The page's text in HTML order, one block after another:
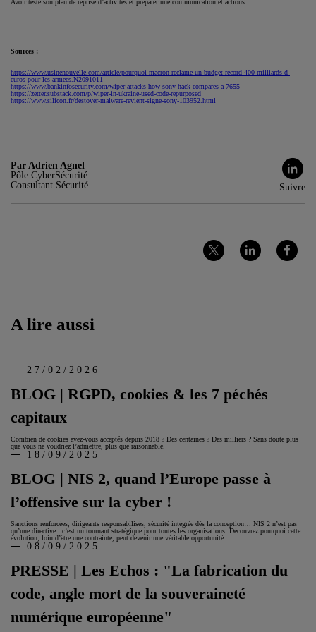
Avoir testé son plan de reprise d’activités et préparer une communication et actions.
Sources :
https://www.usinenouvelle.com/article/pourquoi-macron-reclame-un-budget-record-400-milliards-d-
euros-pour-les-armees.N2091011
https://www.bankinfosecurity.com/wiper-attacks-how-sony-hack-compares-a-7655
https://zetter.substack.com/p/wiper-in-ukraine-used-code-repurposed
https://www.silicon.fr/destover-malware-revient-signe-sony-103952.html
Par Adrien Agnel
Pôle CyberSécurité
Consultant Sécurité
Suivre
A lire aussi
BLOG | RGPD, cookies & les 7 péchés
capitaux
27/02/2026
Combien de cookies avez-vous acceptés depuis 2018 ? Des centaines ? Des milliers ? Sans doute plus
que vous ne voudriez l’admettre, plus que raisonnable.
BLOG | NIS 2, quand l’Europe passe à
l’offensive sur la cyber !
18/09/2025
Sanctions renforcées, dirigeants responsabilisés, sécurité intégrée dès la conception… NIS 2 n’est pas
qu’une directive : c’est un tournant stratégique pour toutes les organisations. Découvrez pourquoi cette
évolution, loin d’être une contrainte, peut devenir une véritable opportunité.
PRESSE | Les Echos : "La fabrication du
code, angle mort de la souveraineté
numérique européenne"
08/09/2025